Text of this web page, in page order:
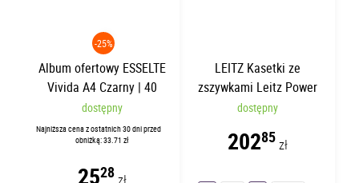
-25%
Album ofertowy ESSELTE
Vivida A4 Czarny | 40
koszulek
dostępny
Najniższa cena z ostatnich 30 dni przed
obniżką: 33.71 zł
2528
LEITZ Kasetki ze
zszywkami Leitz Power
Performance K10 26/10
dostępny
20285zł